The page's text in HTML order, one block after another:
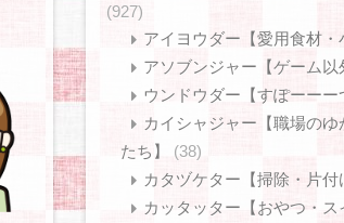
(927)
アイヨウダー【愛用食材・
アソブンジャー【ゲーム以
ウンドウダー【すぽーーー
カイシャジャー【職場のゆ
たち】
(38)
カタヅケター【掃除・片付
カッタッター【おやつ・ス